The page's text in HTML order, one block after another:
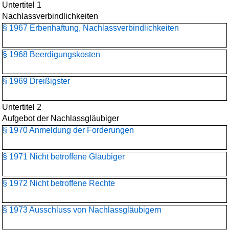
Untertitel 1
Nachlassverbindlichkeiten
§ 1967 Erbenhaftung, Nachlassverbindlichkeiten
§ 1968 Beerdigungskosten
§ 1969 Dreißigster
Untertitel 2
Aufgebot der Nachlassgläubiger
§ 1970 Anmeldung der Forderungen
§ 1971 Nicht betroffene Gläubiger
§ 1972 Nicht betroffene Rechte
§ 1973 Ausschluss von Nachlassgläubigern